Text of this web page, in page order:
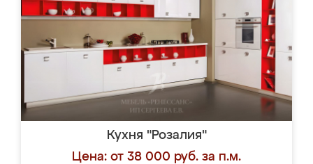
Кухня "Розалия"
Цена: от 38 000 руб. за п.м.